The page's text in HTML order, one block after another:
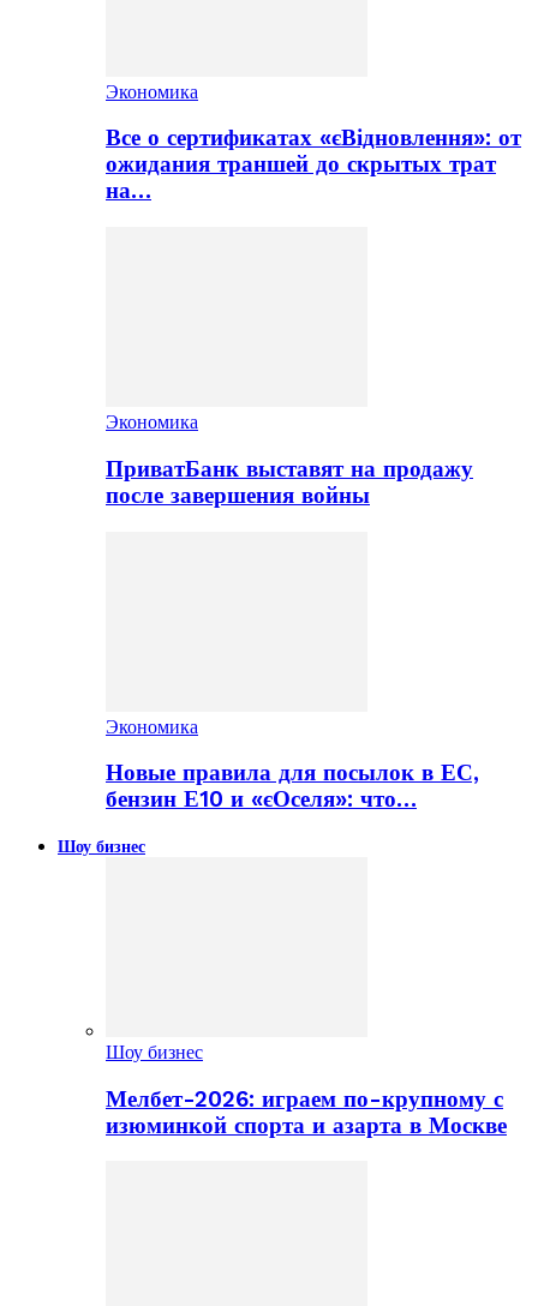
Экономика
Все о сертификатах «єВідновлення»: от
ожидания траншей до скрытых трат
на…
Экономика
ПриватБанк выставят на продажу
после завершения войны
Экономика
Новые правила для посылок в ЕС,
бензин Е10 и «єОселя»: что…
Шоу бизнес
Шоу бизнес
Мелбет-2026: играем по-крупному с
изюминкой спорта и азарта в Москве